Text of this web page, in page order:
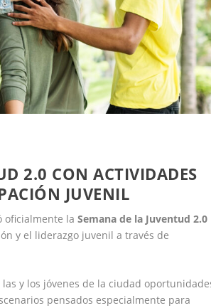
2.0 CON ACTIVIDADES
JUVENIL
oficialmente laSemana de la Juventud 2.0
y el liderazgo juvenil a través de
y los jóvenes de la ciudad
pensados especialmente para